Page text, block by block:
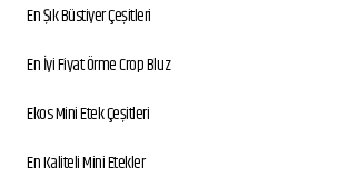
En Şık Büstiyer Çeşitleri
En İyi Fiyat Örme Crop Bluz
Ekos Mini Etek Çeşitleri
En Kaliteli Mini Etekler